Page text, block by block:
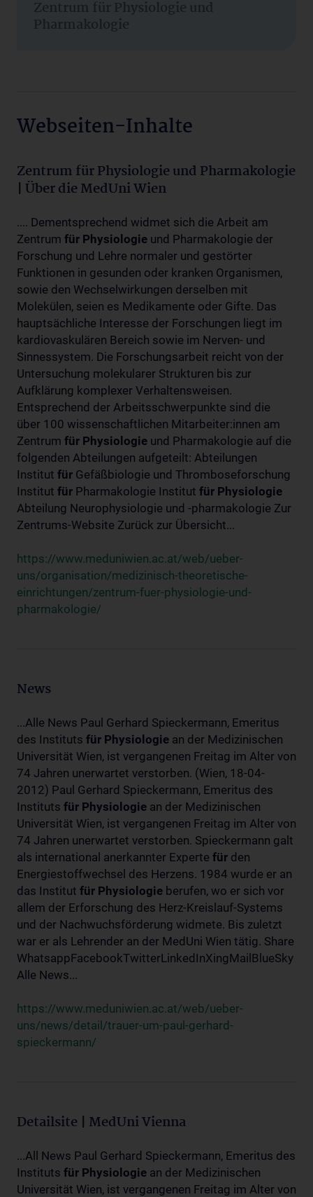
Zentrum für Physiologie und
Pharmakologie
Webseiten-Inhalte
Zentrum für Physiologie und Pharmakologie
| Über die MedUni Wien
.... Dementsprechend widmet sich die Arbeit am
Zentrum für Physiologie und Pharmakologie der
Forschung und Lehre normaler und gestörter
Funktionen in gesunden oder kranken Organismen,
sowie den Wechselwirkungen derselben mit
Molekülen, seien es Medikamente oder Gifte. Das
hauptsächliche Interesse der Forschungen liegt im
kardiovaskulären Bereich sowie im Nerven- und
Sinnessystem. Die Forschungsarbeit reicht von der
Untersuchung molekularer Strukturen bis zur
Aufklärung komplexer Verhaltensweisen.
Entsprechend der Arbeitsschwerpunkte sind die
über 100 wissenschaftlichen Mitarbeiter:innen am
Zentrum für Physiologie und Pharmakologie auf die
folgenden Abteilungen aufgeteilt: Abteilungen
Institut für Gefäßbiologie und Thromboseforschung
Institut für Pharmakologie Institut für Physiologie
Abteilung Neurophysiologie und -pharmakologie Zur
Zentrums-Website Zurück zur Übersicht...
https://www.meduniwien.ac.at/web/ueber-
uns/organisation/medizinisch-theoretische-
einrichtungen/zentrum-fuer-physiologie-und-
pharmakologie/
News
...Alle News Paul Gerhard Spieckermann, Emeritus
des Instituts für Physiologie an der Medizinischen
Universität Wien, ist vergangenen Freitag im Alter von
74 Jahren unerwartet verstorben. (Wien, 18-04-
2012) Paul Gerhard Spieckermann, Emeritus des
Instituts für Physiologie an der Medizinischen
Universität Wien, ist vergangenen Freitag im Alter von
74 Jahren unerwartet verstorben. Spieckermann galt
als international anerkannter Experte für den
Energiestoffwechsel des Herzens. 1984 wurde er an
das Institut für Physiologie berufen, wo er sich vor
allem der Erforschung des Herz-Kreislauf-Systems
und der Nachwuchsförderung widmete. Bis zuletzt
war er als Lehrender an der MedUni Wien tätig. Share
WhatsappFacebookTwitterLinkedInXingMailBlueSky
Alle News...
https://www.meduniwien.ac.at/web/ueber-
uns/news/detail/trauer-um-paul-gerhard-
spieckermann/
Detailsite | MedUni Vienna
...All News Paul Gerhard Spieckermann, Emeritus des
Instituts für Physiologie an der Medizinischen
Universität Wien, ist vergangenen Freitag im Alter von